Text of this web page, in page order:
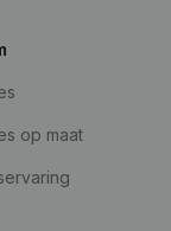
op maat